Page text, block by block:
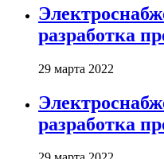
разработка
29 марта 2022
разработка